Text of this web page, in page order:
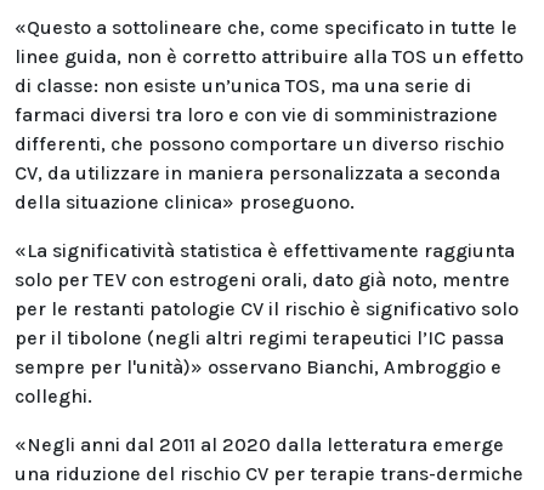
«Questo a sottolineare che, come specificato in tutte le
linee guida, non è corretto attribuire alla TOS un effetto
di classe: non esiste un’unica TOS, ma una serie di
farmaci diversi tra loro e con vie di somministrazione
differenti, che possono comportare un diverso rischio
CV, da utilizzare in maniera personalizzata a seconda
della situazione clinica» proseguono.
«La significatività statistica è effettivamente raggiunta
solo per TEV con estrogeni orali, dato già noto, mentre
per le restanti patologie CV il rischio è significativo solo
per il tibolone (negli altri regimi terapeutici l’IC passa
sempre per l'unità)» osservano Bianchi, Ambroggio e
colleghi.
«Negli anni dal 2011 al 2020 dalla letteratura emerge
una riduzione del rischio CV per terapie trans-dermiche